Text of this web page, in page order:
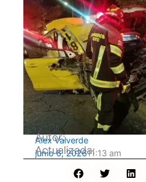
Autor:
Alex Valverde
Actualizada:
junio 6, 202611:13 am